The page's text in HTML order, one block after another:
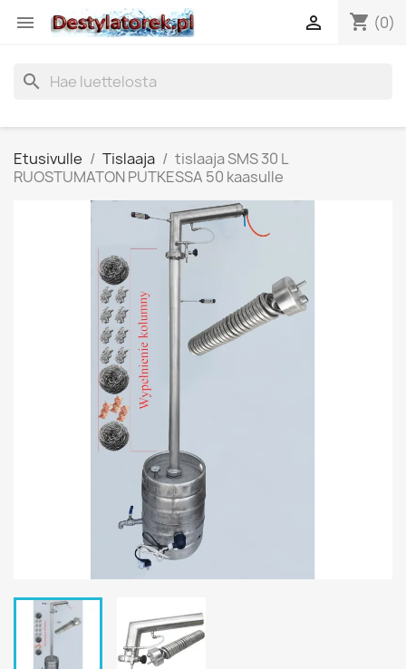
 shopping_cart (0)

search
Etusivulle Tislaaja
tislaaja SMS 30 L
RUOSTUMATON PUTKESSA 50 kaasulle